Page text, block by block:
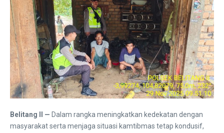
Belitang II — Dalam rangka meningkatkan kedekatan dengan
masyarakat serta menjaga situasi kamtibmas tetap kondusif,